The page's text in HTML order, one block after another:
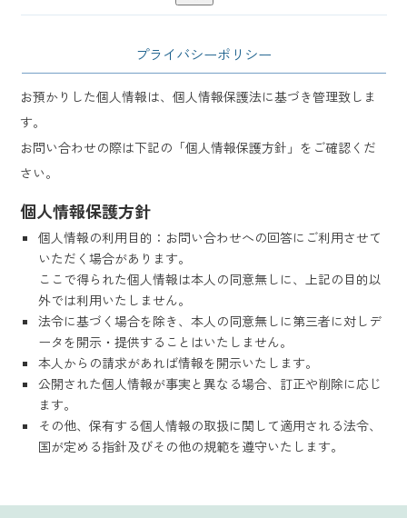
プライバシーポリシー
お預かりした個人情報は、個人情報保護法に基づき管理致しま
す。
お問い合わせの際は下記の「個人情報保護方針」をご確認くだ
さい。
個人情報保護方針
個人情報の利用目的：お問い合わせへの回答にご利用させて
いただく場合があります。
ここで得られた個人情報は本人の同意無しに、上記の目的以
外では利用いたしません。
法令に基づく場合を除き、本人の同意無しに第三者に対しデ
ータを開示・提供することはいたしません。
本人からの請求があれば情報を開示いたします。
公開された個人情報が事実と異なる場合、訂正や削除に応じ
ます。
その他、保有する個人情報の取扱に関して適用される法令、
国が定める指針及びその他の規範を遵守いたします。